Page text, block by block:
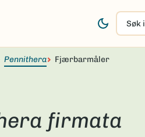
Søk
i
arter
Pennithera Fjærbarmåler
firmata